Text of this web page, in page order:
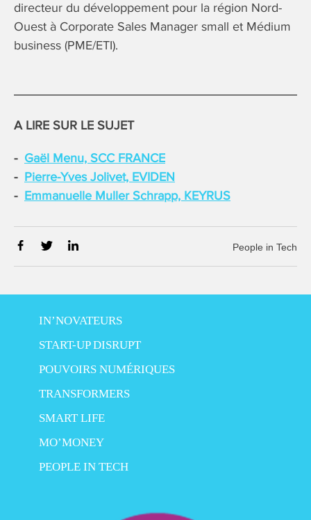
directeur du développement pour la région Nord-
Ouest à Corporate Sales Manager small et Médium
business (PME/ETI).
A LIRE SUR LE SUJET
Gaël Menu, SCC FRANCE
Pierre-Yves Jolivet, EVIDEN
Emmanuelle Muller Schrapp, KEYRUS
People in Tech
IN’NOVATEURS
START-UP DISRUPT
POUVOIRS NUMÉRIQUES
TRANSFORMERS
SMART LIFE
MO’MONEY
PEOPLE IN TECH